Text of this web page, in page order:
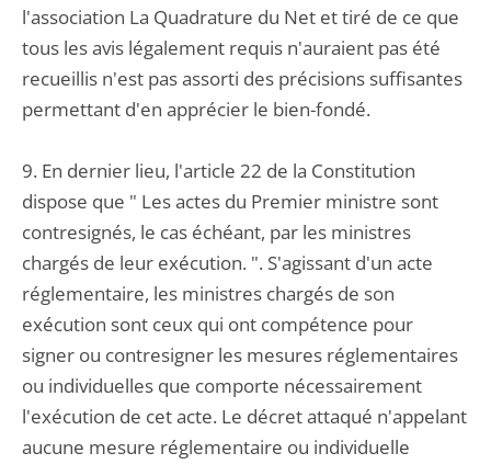
l'association La Quadrature du Net et tiré de ce que
tous les avis légalement requis n'auraient pas été
recueillis n'est pas assorti des précisions suffisantes
permettant d'en apprécier le bien-fondé.
9. En dernier lieu, l'article 22 de la Constitution
dispose que " Les actes du Premier ministre sont
contresignés, le cas échéant, par les ministres
chargés de leur exécution. ". S'agissant d'un acte
réglementaire, les ministres chargés de son
exécution sont ceux qui ont compétence pour
signer ou contresigner les mesures réglementaires
ou individuelles que comporte nécessairement
l'exécution de cet acte. Le décret attaqué n'appelant
aucune mesure réglementaire ou individuelle